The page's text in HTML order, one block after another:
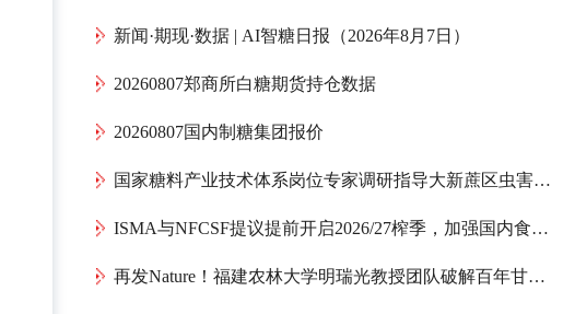
新闻·期现·数据 | AI智糖日报（2026年8月7日）
20260807郑商所白糖期货持仓数据
20260807国内制糖集团报价
国家糖料产业技术体系岗位专家调研指导大新蔗区虫害防治
ISMA与NFCSF提议提前开启2026/27榨季，加强国内食糖供应
再发Nature！福建农林大学明瑞光教授团队破解百年甘蔗育种谜题：母本如何送出一份“双倍遗传礼物”